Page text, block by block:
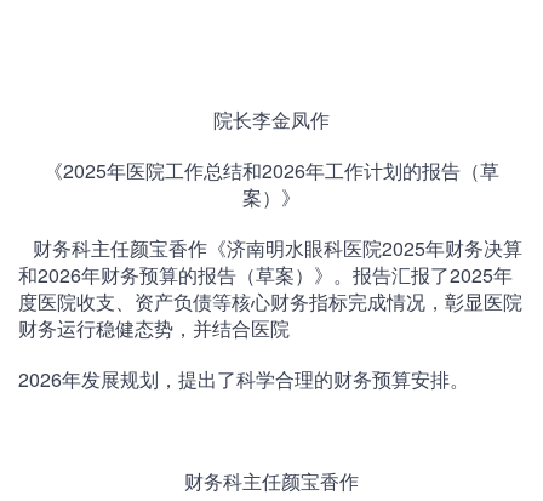
院长李金凤作
《2025年医院工作总结和2026年工作计划的报告（草
案）》
财务科主任颜宝香作《济南明水眼科医院2025年财务决算
和2026年财务预算的报告（草案）》。报告汇报了2025年
度医院收支、资产负债等核心财务指标完成情况，彰显医院
财务运行稳健态势，并结合医院
2026年发展规划，提出了科学合理的财务预算安排。
财务科主任颜宝香作